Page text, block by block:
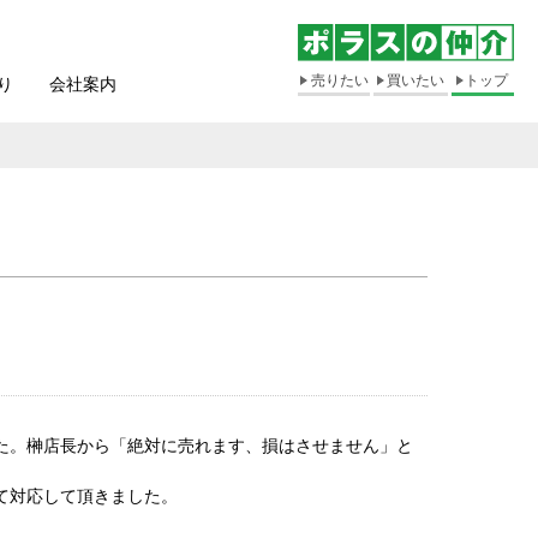
会社案内 売りたい 買いたい トップ
榊店長から「絶対に売れます、損はさせません」と
応して頂きました。